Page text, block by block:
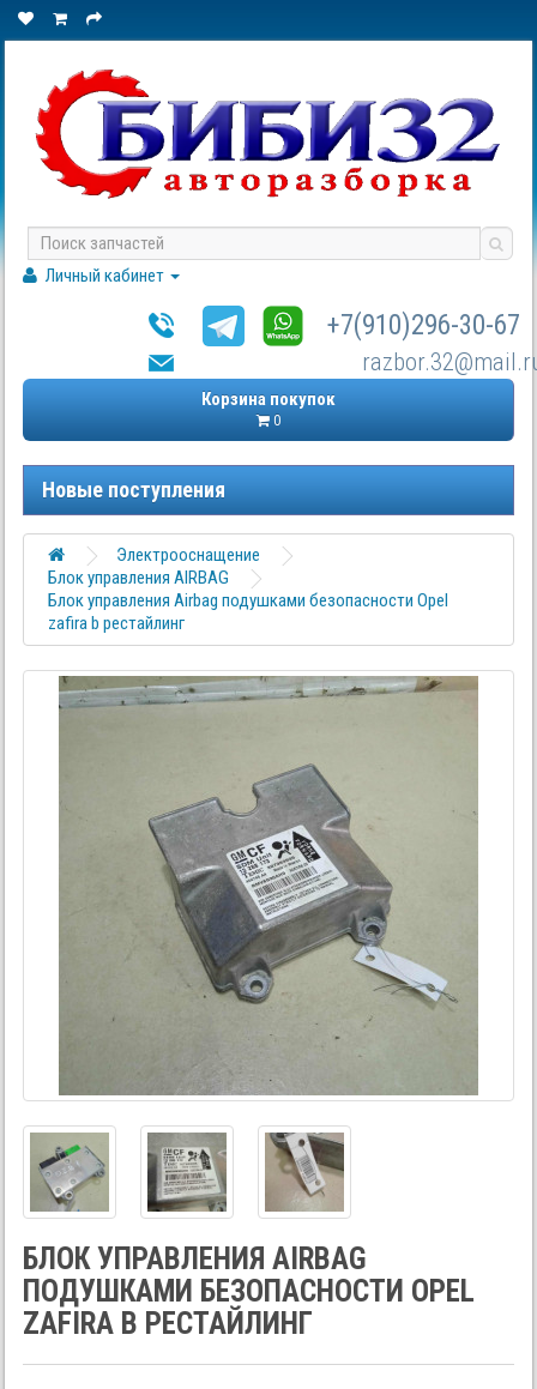
Личный кабинет
+7(910)296-30-67
Корзина покупок
0
Новые поступления
Электрооснащение
Блок управления AIRBAG
Блок управления Airbag подушками безопасности Opel
zafira b рестайлинг
БЛОК УПРАВЛЕНИЯ AIRBAG
ПОДУШКАМИ БЕЗОПАСНОСТИ OPEL
ZAFIRA B РЕСТАЙЛИНГ